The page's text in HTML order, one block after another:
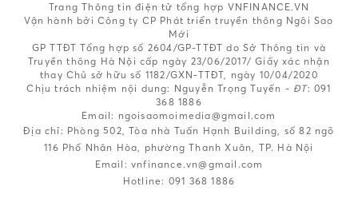
Trang Thông tin điện tử tổng hợp VNFINANCE.VN
Vận hành bởi Công ty CP Phát triển truyền thông Ngôi Sao
Mới
GP TTĐT Tổng hợp số 2604/GP-TTĐT do Sở Thông tin và
Truyền thông Hà Nội cấp ngày 23/06/2017/ Giấy xác nhận
thay Chủ sở hữu số 1182/GXN-TTĐT, ngày 10/04/2020
Chịu trách nhiệm nội dung: Nguyễn Trọng Tuyến - ĐT: 091
368 1886
Email: ngoisaomoimedia@gmail.com
Địa chỉ: Phòng 502, Tòa nhà Tuấn Hạnh Building, số 82 ngõ
116 Phố Nhân Hòa, phường Thanh Xuân, TP. Hà Nội
Email: vnfinance.vn@gmail.com
Hotline: 091 368 1886